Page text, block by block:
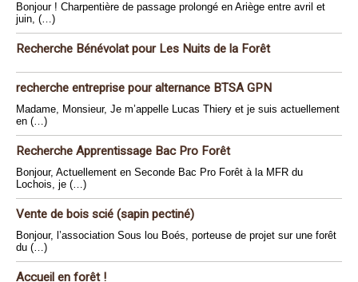
Bonjour ! Charpentière de passage prolongé en Ariège entre avril et
juin, (…)
Recherche Bénévolat pour Les Nuits de la Forêt
recherche entreprise pour alternance BTSA GPN
Madame, Monsieur, Je m’appelle Lucas Thiery et je suis actuellement
en (…)
Recherche Apprentissage Bac Pro Forêt
Bonjour, Actuellement en Seconde Bac Pro Forêt à la MFR du
Lochois, je (…)
Vente de bois scié (sapin pectiné)
Bonjour, l’association Sous lou Boés, porteuse de projet sur une forêt
du (…)
Accueil en forêt !